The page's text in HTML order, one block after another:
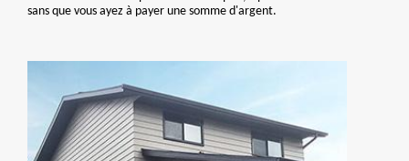
sans que vous ayez à payer une somme d'argent.